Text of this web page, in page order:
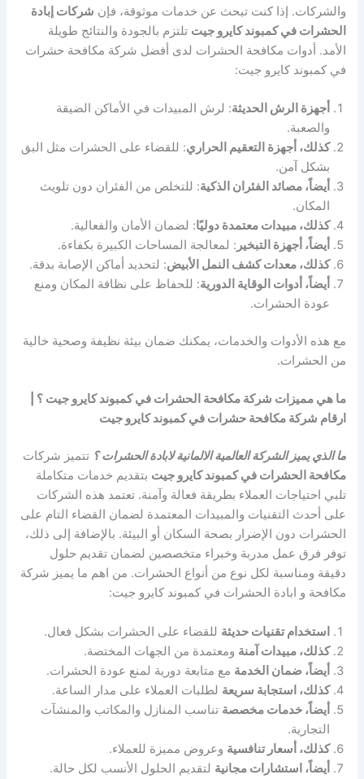
والشركات. إذا كنت تبحث عن خدمات موثوقة، فإن شركات إبادة
الحشرات في كمبوند كايرو جيت تلتزم بالجودة والنتائج طويلة
الأمد. أدوات مكافحة الحشرات لدى أفضل شركة مكافحة حشرات
في كمبوند كايرو جيت:
أجهزة الرش الحديثة: لرش المبيدات في الأماكن الضيقة
والصعبة.
كذلك، أجهزة التعقيم الحراري: للقضاء على الحشرات مثل البق
بشكل آمن.
أيضاً، مصائد الفئران الذكية: للتخلص من الفئران دون تلويث
المكان.
كذلك، مبيدات معتمدة دوليًا: لضمان الأمان والفعالية.
أيضاً، أجهزة التبخير : لمعالجة المساحات الكبيرة بكفاءة.
كذلك، معدات كشف النمل الأبيض: لتحديد أماكن الإصابة بدقة.
أيضاً، أدوات الوقاية الدورية: للحفاظ على نظافة المكان ومنع
عودة الحشرات.
مع هذه الأدوات والخدمات، يمكنك ضمان بيئة نظيفة وصحية خالية
من الحشرات.
ما هي مميزات شركة مكافحة الحشرات في كمبوند كايرو جيت ؟ |
ارقام شركة مكافحة حشرات في كمبوند كايرو جيت
ما الذي يميز الشركة العالمية الالمانية لابادة الحشرات ؟ تتميز شركات
مكافحة الحشرات في كمبوند كايرو جيت بتقديم خدمات متكاملة
تلبي احتياجات العملاء بطريقة فعالة وآمنة. تعتمد هذه الشركات
على أحدث التقنيات والمبيدات المعتمدة لضمان القضاء التام على
الحشرات دون الإضرار بصحة السكان أو البيئة. بالإضافة إلى ذلك،
توفر فرق عمل مدربة وخبراء متخصصين لضمان تقديم حلول
دقيقة ومناسبة لكل نوع من أنواع الحشرات. من اهم ما يميز شركة
مكافحة و ابادة الحشرات في كمبوند كايرو جيت:
استخدام تقنيات حديثة للقضاء على الحشرات بشكل فعال.
كذلك، مبيدات آمنة ومعتمدة من الجهات المختصة.
أيضاً، ضمان الخدمة مع متابعة دورية لمنع عودة الحشرات.
كذلك، استجابة سريعة لطلبات العملاء على مدار الساعة.
أيضاً، خدمات مخصصة تناسب المنازل والمكاتب والمنشآت
التجارية.
كذلك، أسعار تنافسية وعروض مميزة للعملاء.
أيضاً، استشارات مجانية لتقديم الحلول الأنسب لكل حالة.